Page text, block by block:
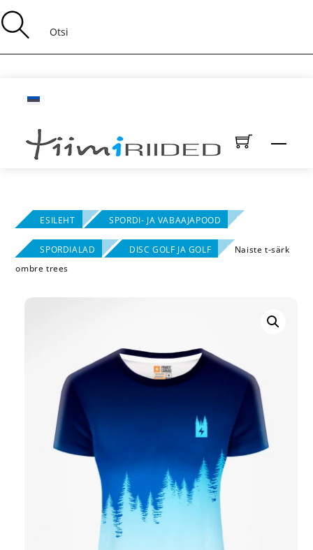
Skip
to
ESILEHT SPORDI- JA VABAAJAPOOD
SPORDIALAD DISC GOLF JA GOLF
Naiste t-särk
ombre trees